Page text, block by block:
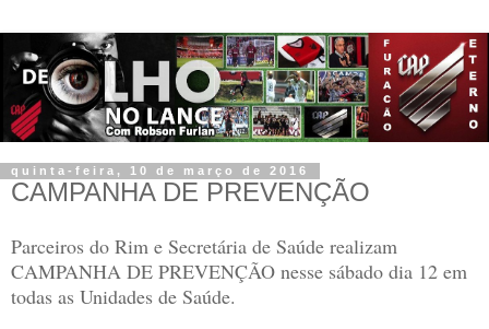
quinta-feira, 10 de março de 2016
CAMPANHA DE PREVENÇÃO
Parceiros do Rim e Secretária de Saúde realizam
CAMPANHA DE PREVENÇÃO nesse sábado dia 12 em
todas as Unidades de Saúde.